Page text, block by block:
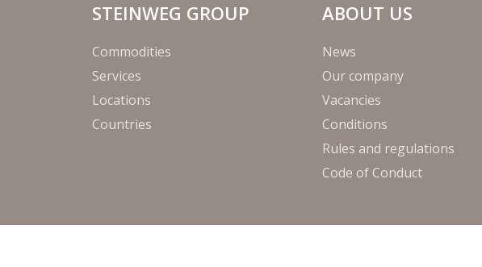
STEINWEG GROUP
Commodities
Services
Locations
Countries
ABOUT US
News
Our company
Vacancies
Conditions
Rules and regulations
Code of Conduct